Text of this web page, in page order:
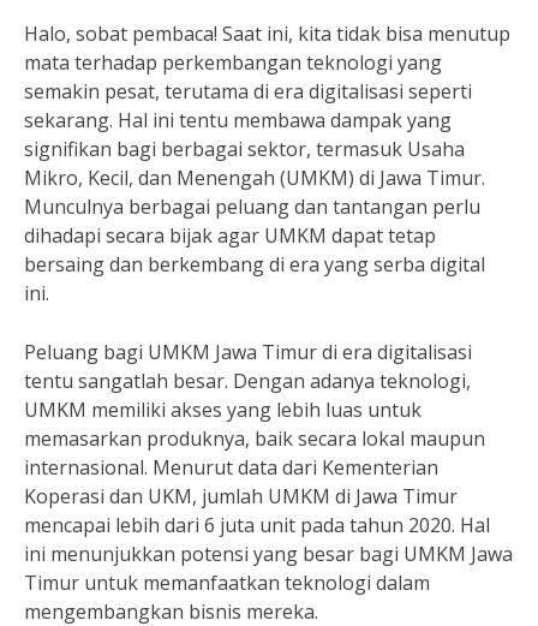
Halo, sobat pembaca! Saat ini, kita tidak bisa menutup
mata terhadap perkembangan teknologi yang
semakin pesat, terutama di era digitalisasi seperti
sekarang. Hal ini tentu membawa dampak yang
signifikan bagi berbagai sektor, termasuk Usaha
Mikro, Kecil, dan Menengah (UMKM) di Jawa Timur.
Munculnya berbagai peluang dan tantangan perlu
dihadapi secara bijak agar UMKM dapat tetap
bersaing dan berkembang di era yang serba digital
ini.
Peluang bagi UMKM Jawa Timur di era digitalisasi
tentu sangatlah besar. Dengan adanya teknologi,
UMKM memiliki akses yang lebih luas untuk
memasarkan produknya, baik secara lokal maupun
internasional. Menurut data dari Kementerian
Koperasi dan UKM, jumlah UMKM di Jawa Timur
mencapai lebih dari 6 juta unit pada tahun 2020. Hal
ini menunjukkan potensi yang besar bagi UMKM Jawa
Timur untuk memanfaatkan teknologi dalam
mengembangkan bisnis mereka.